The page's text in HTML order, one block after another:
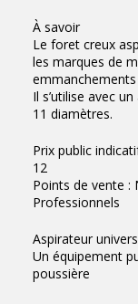
À savoir
Le foret creux
les marques de
emmanchements
Il s’utilise avec
11 diamètres.
Prix public
12
Points de vente :
Professionnels
Aspirateur
Un équipement
poussière